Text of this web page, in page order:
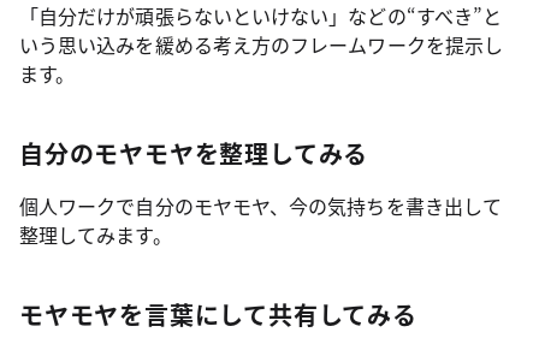
「自分だけが頑張らないといけない」などの“すべき”と
いう思い込みを緩める考え方のフレームワークを提示し
ます。
自分のモヤモヤを整理してみる
個人ワークで自分のモヤモヤ、今の気持ちを書き出して
整理してみます。
モヤモヤを言葉にして共有してみる